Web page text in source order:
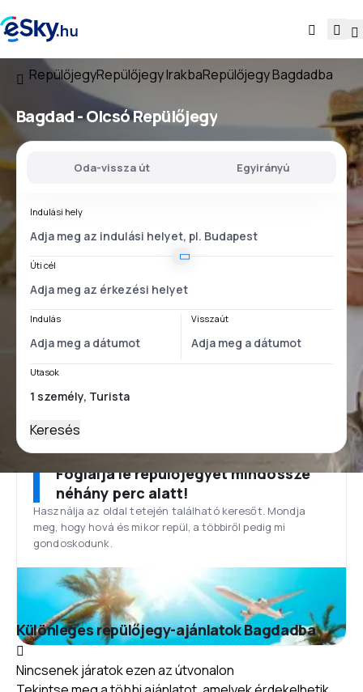
RepülőjegyRepülőjegy IrakbaRepülőjegy Bagdadba
Bagdad - Olcsó Repülőjegy
Oda-vissza út Egyirányú
Indulási hely
Úti cél
Indulás Visszaút
Utasok
Keresés
Foglalja le repülőjegyét mindössze
néhány perc alatt!
Használja az oldal tetején található keresőt. Mondja
meg, hogy hová és mikor repül, a többiről pedig mi
gondoskodunk.
Különleges repülőjegy-ajánlatok Bagdadba
Nincsenek járatok ezen az útvonalon